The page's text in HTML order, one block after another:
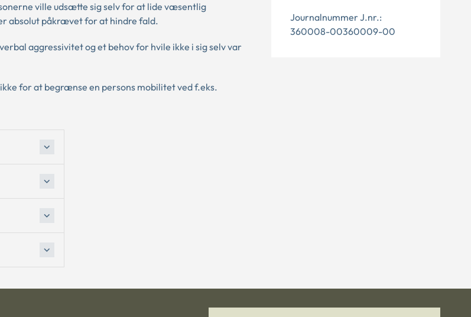
ville udsætte sig selv for at lide væsentlig
absolut påkrævet for at hindre fald.
aggressivitet og et behov for hvile ikke i sig selv var
for at begrænse en persons mobilitet ved f.eks.
Journalnummer J.nr.:
360008-00360009-00